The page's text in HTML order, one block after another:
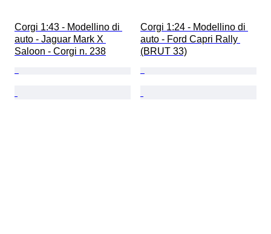
Corgi 1:43 - Modellino di
auto - Jaguar Mark X
Saloon - Corgi n. 238
Corgi 1:24 - Modellino di
auto - Ford Capri Rally
(BRUT 33)